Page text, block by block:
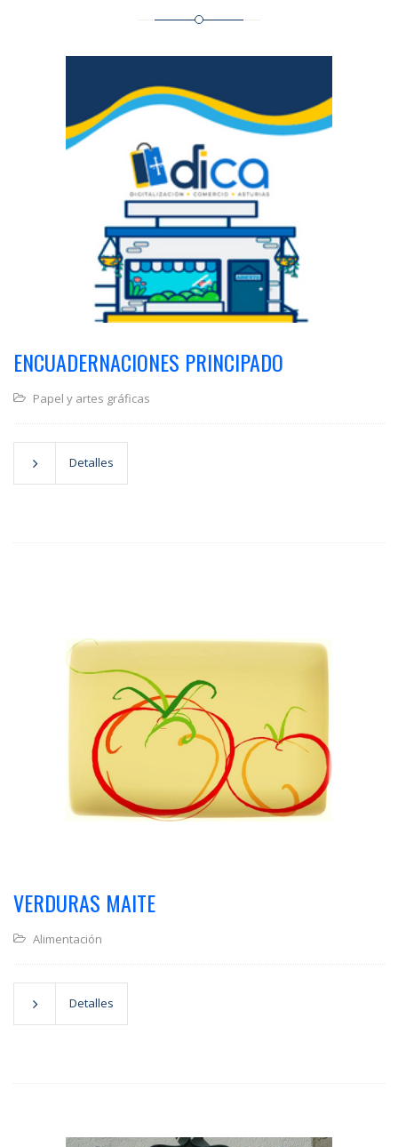
ENCUADERNACIONES PRINCIPADO
Papel y artes gráficas
Detalles
VERDURAS MAITE
Alimentación
Detalles